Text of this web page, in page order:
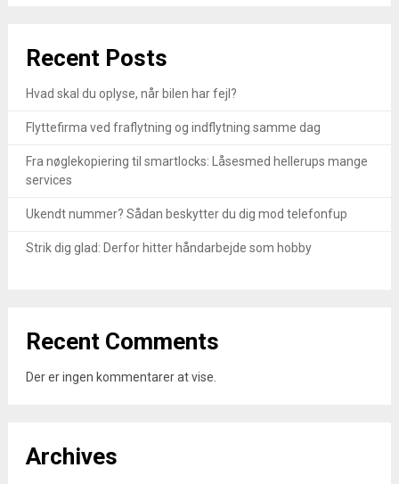
Recent Posts
Hvad skal du oplyse, når bilen har fejl?
Flyttefirma ved fraflytning og indflytning samme dag
Fra nøglekopiering til smartlocks: Låsesmed hellerups mange
services
Ukendt nummer? Sådan beskytter du dig mod telefonfup
Strik dig glad: Derfor hitter håndarbejde som hobby
Recent Comments
Der er ingen kommentarer at vise.
Archives